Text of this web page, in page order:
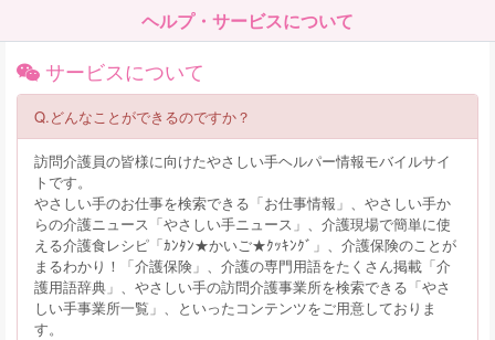
ヘルプ・サービスについて
サービスについて
Q.どんなことができるのですか？
訪問介護員の皆様に向けたやさしい手ヘルパー情報モバイルサイ
トです。
やさしい手のお仕事を検索できる「お仕事情報」、やさしい手か
らの介護ニュース「やさしい手ニュース」、介護現場で簡単に使
える介護食レシピ「ｶﾝﾀﾝ★かいご★ｸｯｷﾝｸﾞ」、介護保険のことが
まるわかり！「介護保険」、介護の専門用語をたくさん掲載「介
護用語辞典」、やさしい手の訪問介護事業所を検索できる「やさ
しい手事業所一覧」、といったコンテンツをご用意しておりま
す。